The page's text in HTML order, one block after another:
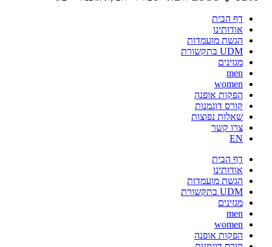
דף הבית
אודותינו
הגשת מועמדות
UDM בתקשורת
מגזינים
men
women
הפקות אופנה
קורס דוגמנות
שאלות נפוצות
צרו קשר
EN
דף הבית
אודותינו
הגשת מועמדות
UDM בתקשורת
מגזינים
men
women
הפקות אופנה